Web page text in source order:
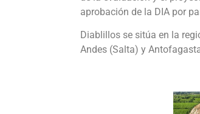
aprobación de la DIA por
Diablillos se sitúa en la
Andes (Salta) y